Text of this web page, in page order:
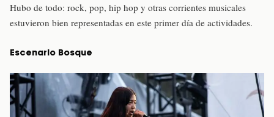
Hubo de todo: rock, pop, hip hop y otras corrientes musicales
estuvieron bien representadas en este primer día de actividades.
Escenario Bosque